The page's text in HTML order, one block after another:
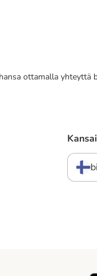
ottamalla yhteyttä